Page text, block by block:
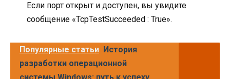
Если порт открыт и доступен, вы увидите
сообщение «TcpTestSucceeded : True».
Популярные статьи История
разработки операционной